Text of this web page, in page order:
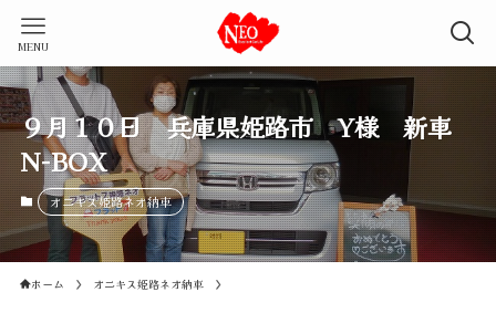
MENU
９月１０日 兵庫県姫路市 Y様 新車
N-BOX
オニキス姫路ネオ納車
ホーム オニキス姫路ネオ納車